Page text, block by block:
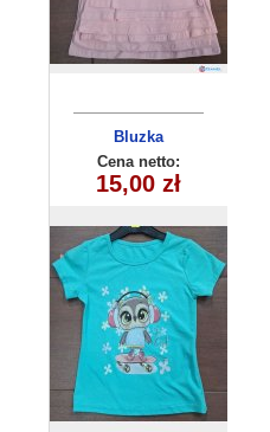
Bluzka
dziecięca
180626-14(6-16)
6szt
Cena netto:
15,00 zł